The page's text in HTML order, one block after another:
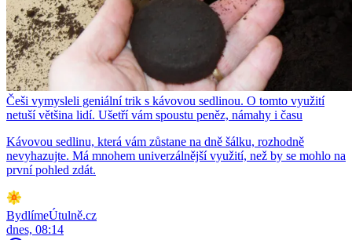
Češi vymysleli geniální trik s kávovou sedlinou. O tomto využití
netuší většina lidí. Ušetří vám spoustu peněz, námahy i času
Kávovou sedlinu, která vám zůstane na dně šálku, rozhodně
nevyhazujte. Má mnohem univerzálnější využití, než by se mohlo na
první pohled zdát.
BydlímeÚtulně.cz
dnes, 08:14